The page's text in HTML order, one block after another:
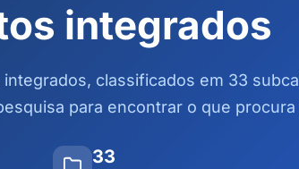
integrados
integrados, classificados em 33
para encontrar o que
33